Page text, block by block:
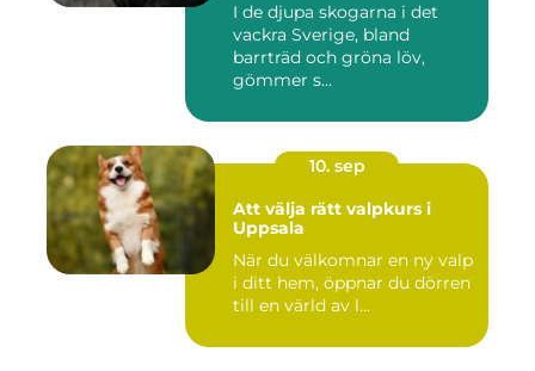
I de djupa skogarna i det
vackra Sverige, bland
barrträd och gröna löv,
gömmer s...
10. sep
Att välja rätt valpkurs i
Uppsala
När du välkomnar en ny valp
i ditt hem, öppnar du dörren
till en värld av l...